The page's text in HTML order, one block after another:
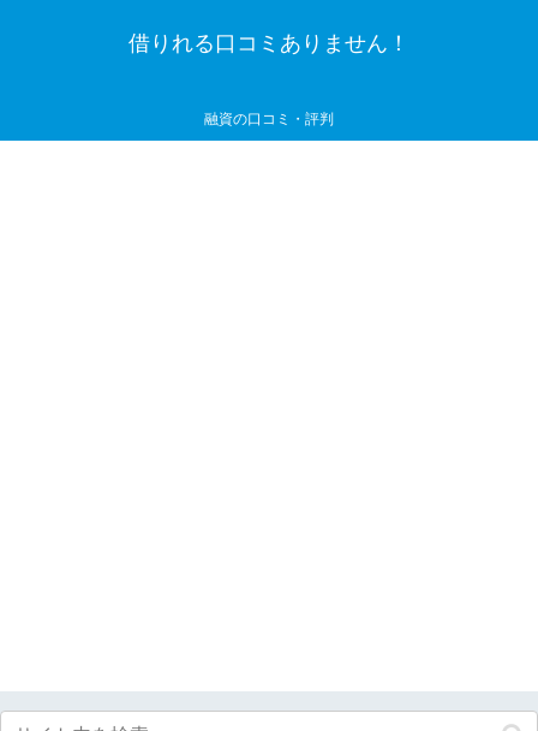
借りれる口コミありません！
融資の口コミ・評判